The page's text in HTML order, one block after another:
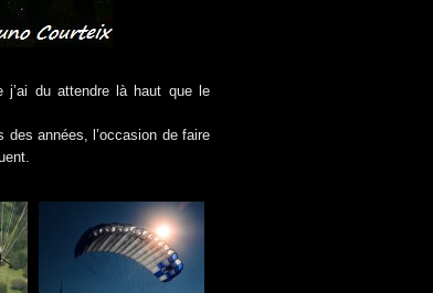
j’ai du attendre là haut que le
des années, l’occasion de faire